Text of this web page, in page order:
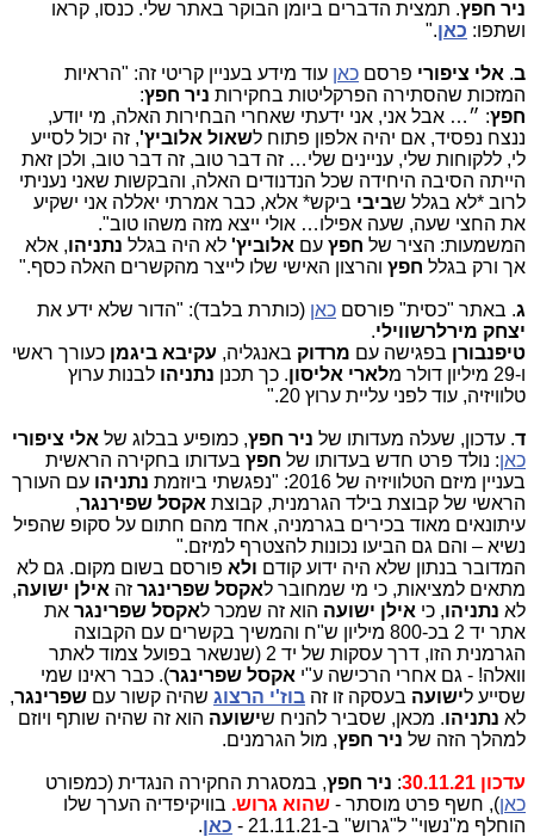
ניר חפץ. תמצית הדברים ביומן הבוקר באתר שלי. כנסו, קראו
ושתפו: כאן."
ב. אלי ציפורי פרסם כאן עוד מידע בעניין קריטי זה: "הראיות
המזכות שהסתירה הפרקליטות בחקירות ניר חפץ:
חפץ: ״… אבל אני, אני ידעתי שאחרי הבחירות האלה, מי יודע,
ננצח נפסיד, אם יהיה אלפון פתוח לשאול אלוביץ', זה יכול לסייע
לי, ללקוחות שלי, עניינים שלי… זה דבר טוב, זה דבר טוב, ולכן זאת
הייתה הסיבה היחידה שכל הנדנודים האלה, והבקשות שאני נעניתי
לרוב *לא בגלל שביבי ביקש* אלא, כבר אמרתי יאללה אני ישקיע
את החצי שעה, שעה אפילו… אולי ייצא מזה משהו טוב".
המשמעות: הציר של חפץ עם אלוביץ' לא היה בגלל נתניהו, אלא
אך ורק בגלל חפץ והרצון האישי שלו לייצר מהקשרים האלה כסף."
ג. באתר "כסית" פורסם כאן (כותרת בלבד): "הדור שלא ידע את
יצחק מירלרשווילי.
טיפנבורן בפגישה עם מרדוק באנגליה, עקיבא ביגמן כעורך ראשי
ו-29 מיליון דולר מ
לארי אליסון. כך תכנן נתניהו לבנות ערוץ
טלוויזיה, עוד לפני עליית ערוץ 20."
ד. עדכון, שעלה מעדותו של ניר חפץ, כמופיע בבלוג של אלי ציפורי
כאן: נולד פרט חדש בעדותו של חפץ בעדותו בחקירה הראשית
בעניין מיזם הטלוויזיה של 2016: "נפגשתי ביוזמת
נתניהו עם העורך
הראשי של קבוצת בילד הגרמנית, קבוצת אקסל שפירנגר,
עיתונאים מאוד בכירים בגרמניה, אחד מהם חתום על סקופ שהפיל
נשיא – והם גם הביעו נכונות להצטרף למיזם."
המדובר בנתון שלא היה ידוע קודם ולא פורסם בשום מקום. גם לא
מתאים למציאות, כי מי שמחובר לאקסל שפרינגר זה אילן ישועה,
לא נתניהו, כי אילן ישועה הוא זה שמכר לאקסל שפרינגר את
אתר יד 2 בכ-800 מיליון ש"ח והמשיך בקשרים עם הקבוצה
הגרמנית הזו, דרך עסקות של יד 2 (שנשאר בפועל צמוד לאתר
וואלה! - גם אחרי הרכישה ע"י אקסל שפרינגר). כבר ראינו שמי
שסייע לישועה בעסקה זו זה בוז'י הרצוג שהיה קשור עם שפרינגר,
לא נתניהו. מכאן, שסביר להניח שישועה הוא זה שהיה שותף ויוזם
למהלך הזה של ניר חפץ, מול הגרמנים.
עדכון 30.11.21 : ניר חפץ, במסגרת החקירה הנגדית (כמפורט
כאן), חשף פרט מוסתר - שהוא גרוש. בוויקיפדיה הערך שלו
הוחלף מ"נשוי" ל"גרוש" ב-21.11.21 -
כאן.